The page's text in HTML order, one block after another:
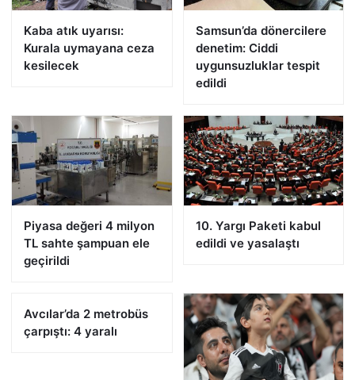
Kaba atık uyarısı:
Kurala uymayana ceza
kesilecek
Samsun’da dönercilere
denetim: Ciddi
uygunsuzluklar tespit
edildi
Piyasa değeri 4 milyon
TL sahte şampuan ele
geçirildi
10. Yargı Paketi kabul
edildi ve yasalaştı
Avcılar’da 2 metrobüs
çarpıştı: 4 yaralı